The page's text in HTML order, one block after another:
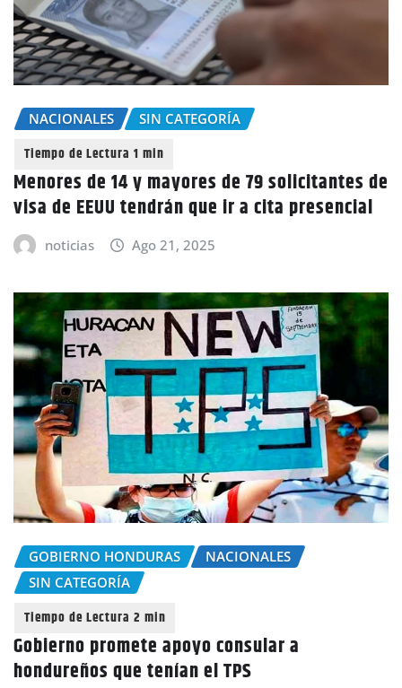
NACIONALES SIN CATEGORÍA
Menores de 14 y mayores de 79 solicitantes de
visa de EEUU tendrán que ir a cita presencial
noticias Ago 21, 2025
GOBIERNO HONDURAS
NACIONALES
SIN CATEGORÍA
Gobierno promete apoyo consular a
hondureños que tenían el TPS